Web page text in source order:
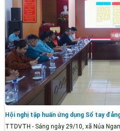
Hội nghị tập huấn ứng dụng Sổ tay
TTDVTH - Sáng ngày 29/10, xã Núa